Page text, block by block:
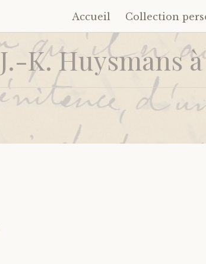
Accéder
au
contenu
principal
Accueil Collection
J.-K. Huysmans